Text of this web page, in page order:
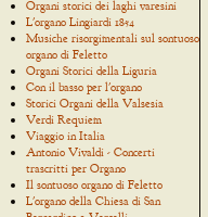
Organi storici dei laghi varesini
L'organo Lingiardi 1854
Musiche risorgimentali sul sontuoso
organo di Feletto
Organi Storici della Liguria
Con il basso per l'organo
Storici Organi della Valsesia
Verdi Requiem
Viaggio in Italia
Antonio Vivaldi - Concerti
trascritti per Organo
Il sontuoso organo di Feletto
L'organo della Chiesa di San